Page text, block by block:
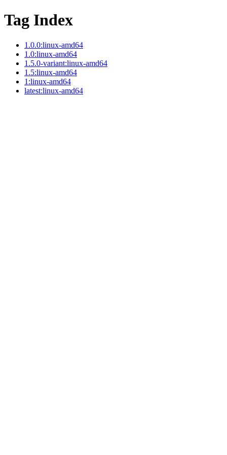
Tag Index
1.0.0:linux-amd64
1.0:linux-amd64
1.5.0-variant:linux-amd64
1.5:linux-amd64
1:linux-amd64
latest:linux-amd64